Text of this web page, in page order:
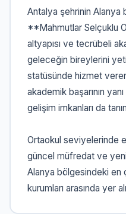
Antalya şehrinin Alanya
**Mahmutlar Selçuklu
altyapısı ve tecrübeli
geleceğin bireylerini
statüsünde hizmet
akademik başarının
gelişim imkanları da
Ortaokul seviyelerinde
güncel müfredat ve
Alanya bölgesindeki
kurumları arasında yer